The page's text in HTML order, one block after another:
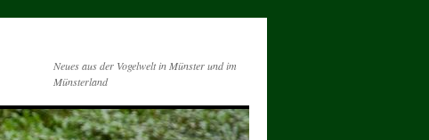
Neues aus der Vogelwelt in Münster und im
Münsterland